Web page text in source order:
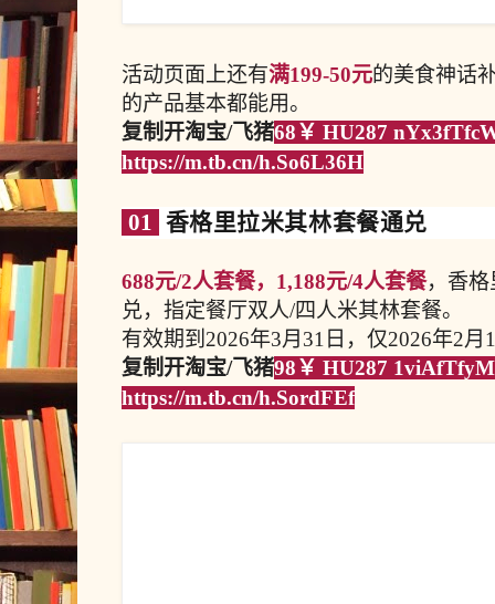
活动页面上还有满199-50元的美食神话
的产品基本都能用。
复制开淘宝/飞猪68￥ HU287
https://m.tb.cn/h.So6L36H
01 香格里拉米其林套餐通兑
688元/2人套餐，1,188元/4人套餐，香格
兑，指定餐厅双人/四人米其林套餐。
有效期到2026年3月31日，仅2026年2月
复制开淘宝/飞猪98￥ HU287
https://m.tb.cn/h.SordFEf